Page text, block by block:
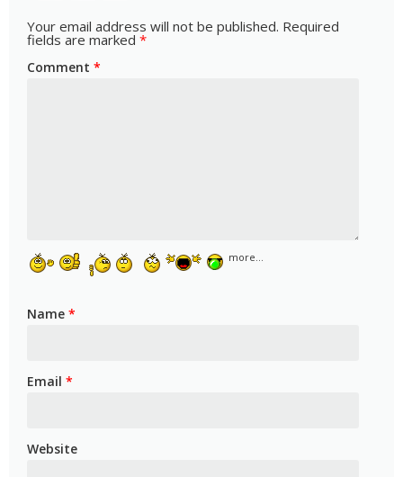
Your email address will not be published. Required
fields are marked *
Comment *
more...
Name *
Email *
Website